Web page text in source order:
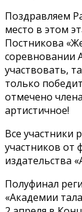
Поздравляем
место в этом
Постникова
соревновании
участвовать,
только
отмечено
артистичное!
Все участники
участников от
издательства
Полуфинал
«Академии